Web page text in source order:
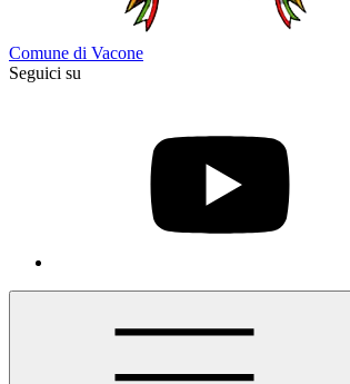
Comune di Vacone
Seguici su